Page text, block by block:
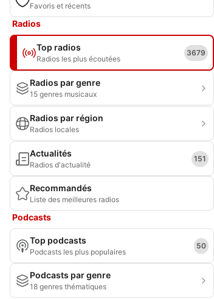
Favoris et récents
Radios
Top radios
Radios les plus écoutées
3679
Radios par genre
15 genres musicaux
Radios par région
Radios locales
Actualités
Radios d'actualité
151
Recommandés
Liste des meilleures radios
Podcasts
Top podcasts
Podcasts les plus populaires
50
Podcasts par genre
18 genres thématiques